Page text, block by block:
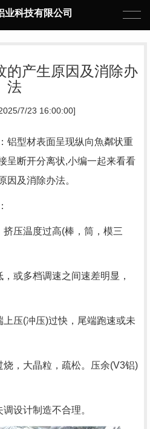
业科技有限公司
的产生原因及消除办
法
7/23 16:00:00]
铝型材表面呈现纵向魚粼状重
呈断开分离状,小编一起来看看
因及消除办法。
压温度过高(棒，筒，模三
或多档调速之间速差明显，
压(冲压)过快，尾端跑速或未
，大晶粒，疏松。压余(V3铝)
设计制造不合理。